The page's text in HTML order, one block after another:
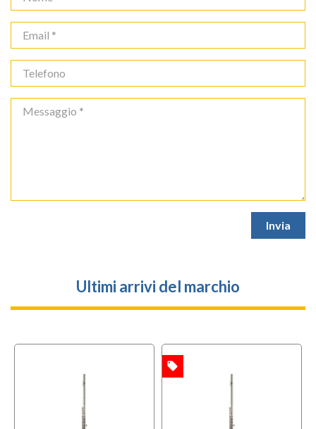
Ultimi arrivi del marchio
local_offer